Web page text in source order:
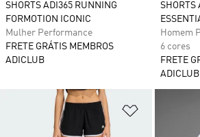
SHORTS ADI365 RUNNING
FORMOTION ICONIC
Mulher Performance
FRETE GRÁTIS MEMBROS
ADICLUB
SHORTS
Homem
6 cores
FRETE
ADICLUB
Adicionar